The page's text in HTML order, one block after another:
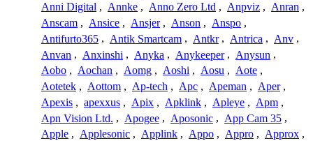
Anni Digital , Annke , Anno Zero Ltd , Anpviz , Anran ,
Anscam , Ansice , Ansjer , Anson , Anspo ,
Antifurto365 , Antik Smartcam , Antkr , Antrica , Anv ,
Anvan , Anxinshi , Anyka , Anykeeper , Anysun ,
Aobo , Aochan , Aomg , Aoshi , Aosu , Aote ,
Aotetek , Aottom , Ap-tech , Apc , Apeman , Aper ,
Apexis , apexxus , Apix , Apklink , Apleye , Apm ,
Apn Vision Ltd. , Apogee , Aposonic , App Cam 35 ,
Apple , Applesonic , Applink , Appo , Appro , Approx ,